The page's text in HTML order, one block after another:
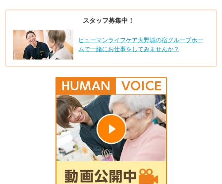
スタッフ募集中！
ヒューマンライフケア大野城の宿グループホー
ムで一緒にお仕事をしてみませんか？